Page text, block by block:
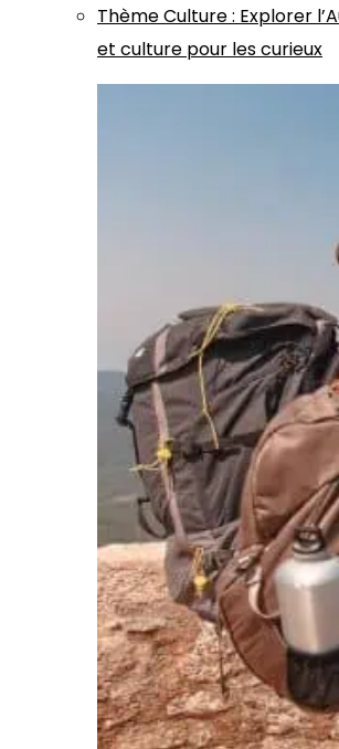
ThèmeCulture: Explorer
et culture pour les curieux